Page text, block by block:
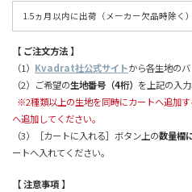
【 ご注文方法 】
（1） Kvadrat社公式サイトから各生地の
（2）ご希望の生地番号（4桁） を上記の入
※2種類以上の生地を同時にカートへ追加
へ追加してください。
（3）［カートに入れる］ボタン上の数量欄
ートへ入れてください。
【 注意事項 】